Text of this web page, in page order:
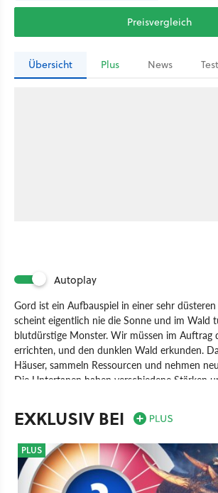
Preisvergleich
Übersicht Plus News Test
Autoplay
Gord ist ein Aufbauspiel in einer sehr
scheint eigentlich nie die Sonne und im Wald
blutdürstige Monster. Wir müssen im Auftrag
errichten, und den dunklen Wald erkunden.
Häuser, sammeln Ressourcen und nehmen
Die Untertanen haben verschiedene Stärken
des Waldes zu psychologischen Schäden
können dann psychische oder physische
einem ehemaligen Produzent bei CD Projekt
wurde.
EXKLUSIV BEI
PLUS